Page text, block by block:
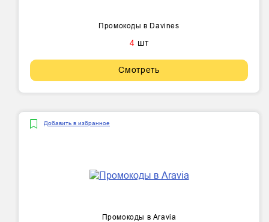
Промокоды в Davines
4 шт
Смотреть
Добавить в избранное
Промокоды в Aravia